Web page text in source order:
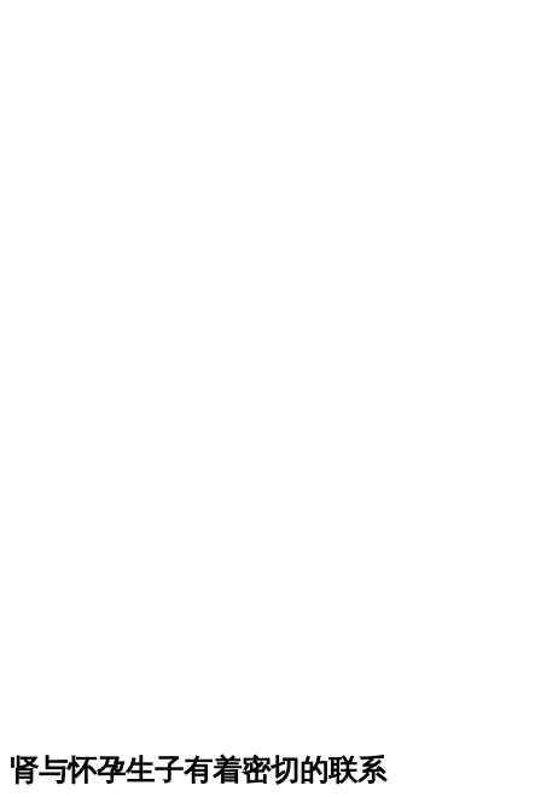
肾与怀孕生子有着密切的联系